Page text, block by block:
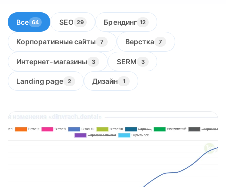
Все 64 SEO 29 Брендинг 12
Корпоративные сайты 7 Верстка 7
Интернет-магазины 3 SERM 3
Landing page 2 Дизайн 1